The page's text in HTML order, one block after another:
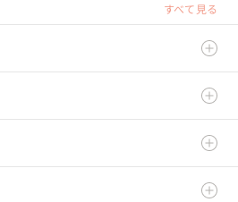
すべて見る